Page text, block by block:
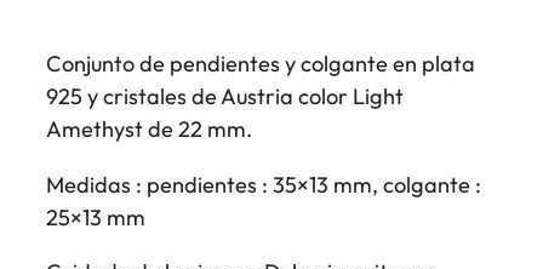
Conjunto de pendientes y colgante en plata
925 y cristales de Austria color Light
Amethyst de 22 mm.
Medidas : pendientes : 35×13 mm, colgante :
25×13 mm